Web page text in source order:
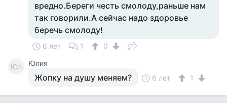
вредно.Береги честь смолоду,раньше нам
так говорили.А сейчас надо здоровье
беречь смолоду!
6 лет 1 0
Юл Юлия
Жопку на душу меняем? 6 лет 1